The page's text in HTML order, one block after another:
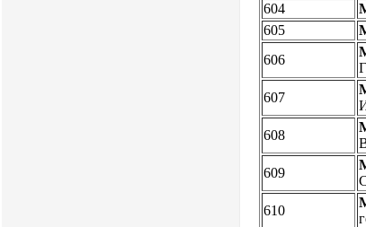
604
605
606
607
608
609
610